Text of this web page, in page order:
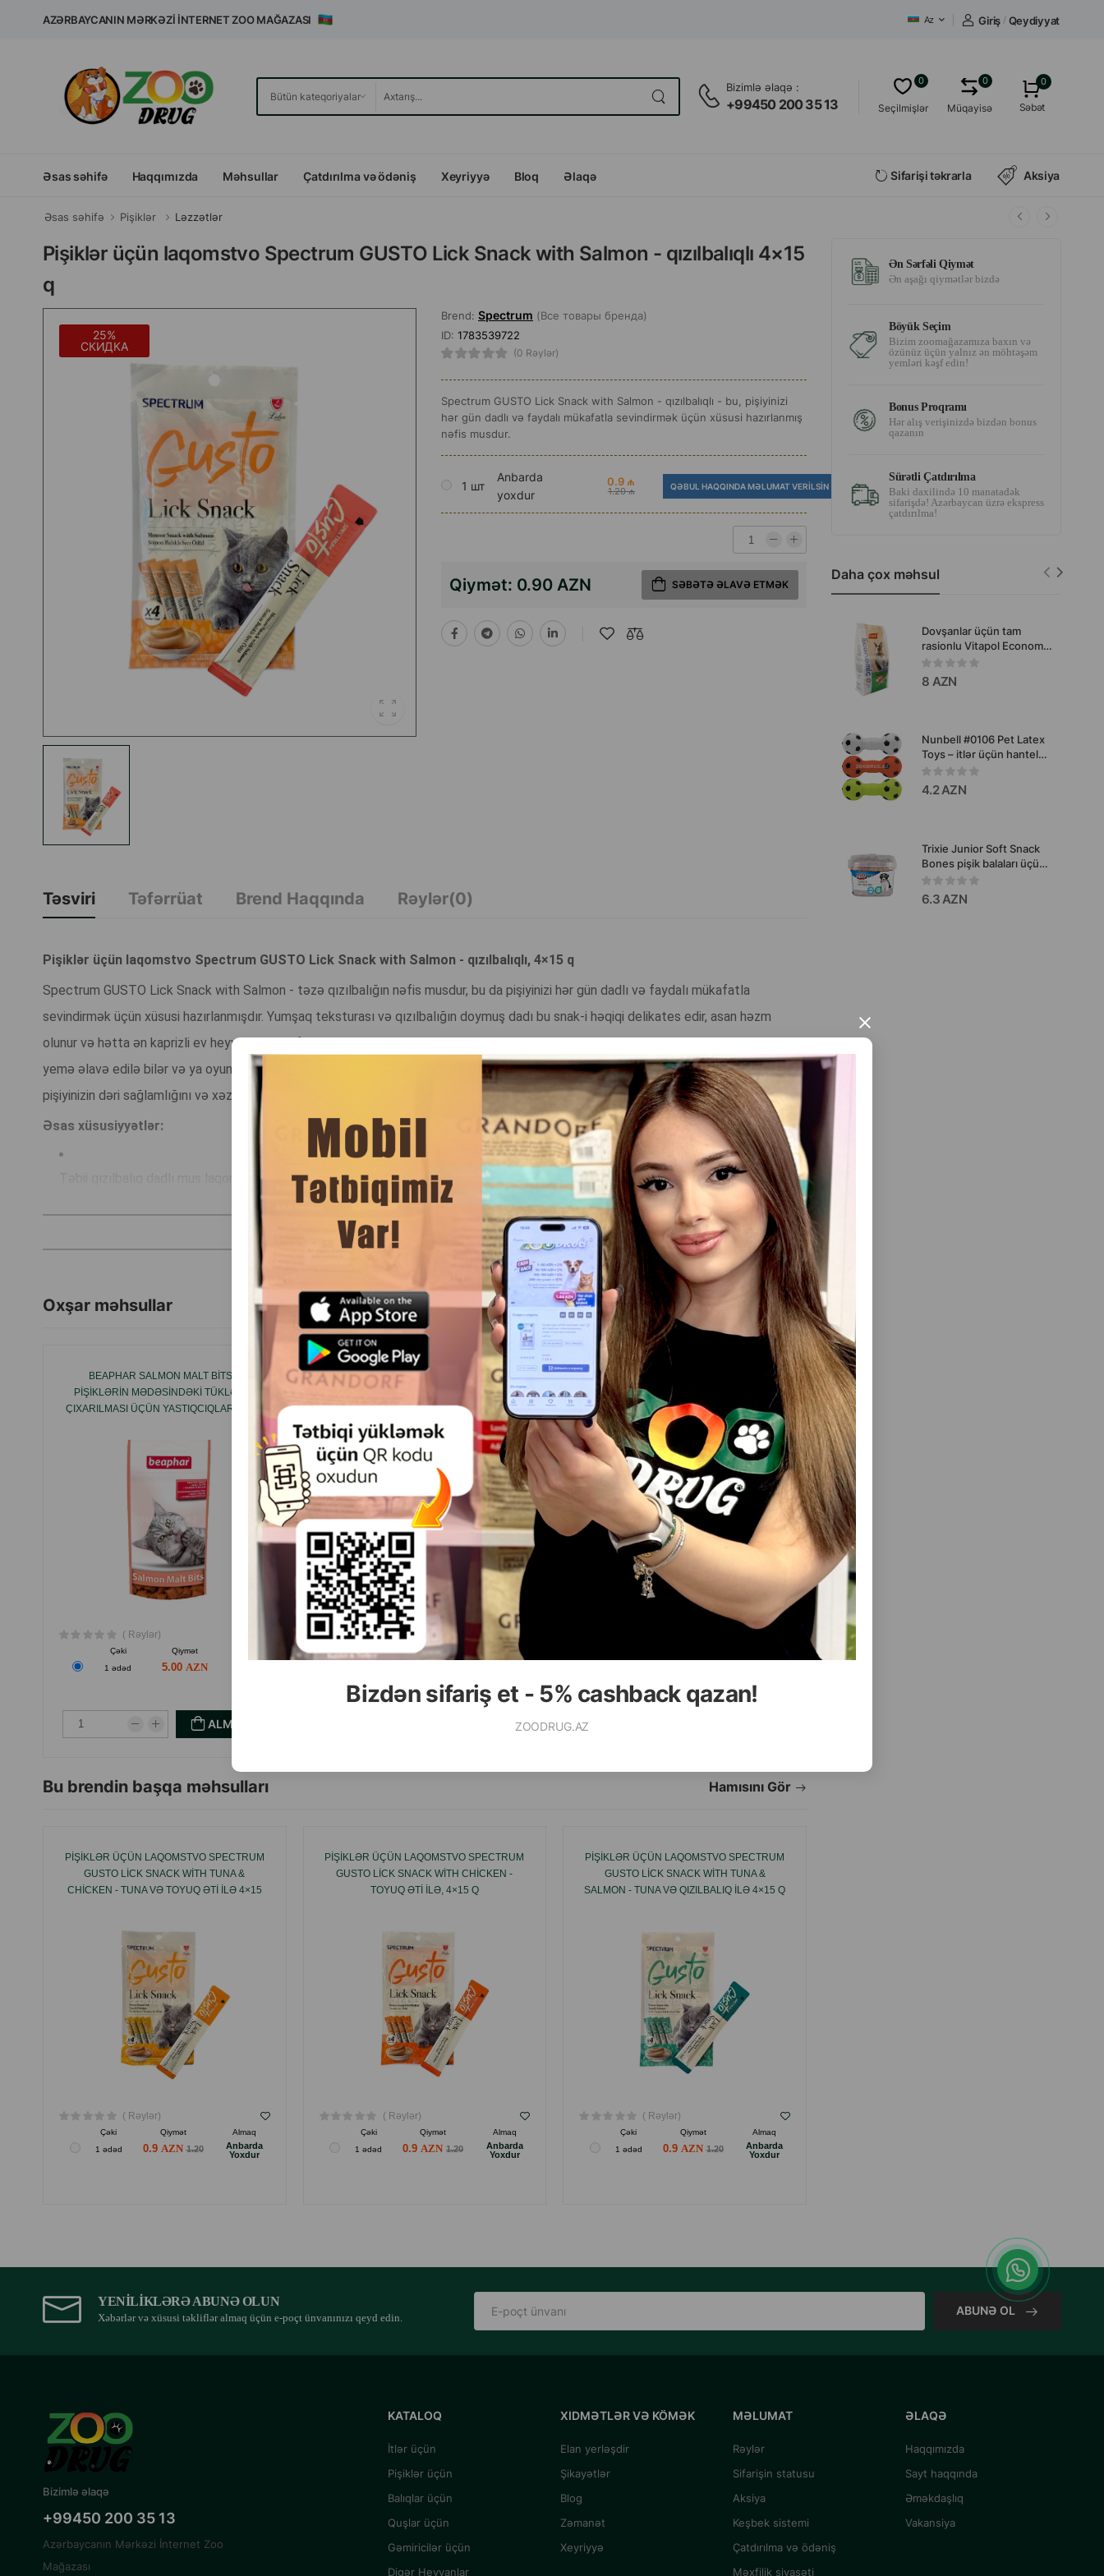
Bizdən sifariş et - 5% cashback qazan!
ZOODRUG.AZ
×
AZƏRBAYCANIN MƏRKƏZI İNTERNET ZOO MAĞAZASI Az Giriş / Qeydiyyat
Bizimlə əlaqə :
+99450 200 35 13 Seçilmişlər
0
Müqayisə
0 0
Səbət
Əsas səhifə Haqqımızda Məhsullar Çatdırılma və ödəniş Xeyriyyə Bloq Əlaqə Sifarişi təkrarla Aksiya
Əsas səhifə Pişiklər Ləzzətlər
Pişiklər üçün laqomstvo Spectrum GUSTO Lick Snack with Salmon - qızılbalıqlı 4×15
q
25%
СКИДКА
Brend: Spectrum (Все товары бренда)
ID: 1783539722
(0 Rəylər)
Spectrum GUSTO Lick Snack with Salmon - qızılbalıqlı - bu, pişiyinizi
hər gün dadlı və faydalı mükafatla sevindirmək üçün xüsusi hazırlanmış
nəfis musdur.
1 шт
Anbarda
yoxdur
0.9 ₼
1.20 ₼ QƏBUL HAQQINDA MƏLUMAT VERILSIN
Qiymət: 0.90 AZN SƏBƏTƏ ƏLAVƏ ETMƏK
Təsviri Təfərrüat Brend Haqqında Rəylər(0)
Pişiklər üçün laqomstvo Spectrum GUSTO Lick Snack with Salmon - qızılbalıqlı, 4×15 q
Spectrum GUSTO Lick Snack with Salmon - təzə qızılbalığın nəfis musdur, bu da pişiyinizi hər gün dadlı və faydalı mükafatla
sevindirmək üçün xüsusi hazırlanmışdır. Yumşaq teksturası və qızılbalığın doymuş dadı bu snak-i həqiqi delikates edir, asan həzm
olunur və hətta ən kaprizli ev heyvanları tərəfindən də sevilir. Lakomstvo birbaşa paketdən verilə bilər, iştahanı artırmaq üçün quru
yemə əlavə edilə bilər və ya oyunlar və məşqlər zamanı təşviq kimi istifadə oluna bilər. O, yalnız dadlı deyil, həm də faydalıdır, çünki
pişiyinizin dəri sağlamlığını və xəzinə parıltısını dəstəkləmək üçün vacib amin turşuları və omeqa-3 yağ turşuları ehtiva edir.
Əsas xüsusiyyətlər:
Təbii qızılbalıq dadlı mus laqomstvo.
Fərdi porsiyalar üçün əlverişli stik forması.
Dəri və xəzinə sağlamlığı üçün zülal və omeqa-3 ilə zəngindir.
Süni rəngləndiricilər və konservantlar yoxdur.
Spectrum GUSTO Lick Snack with Salmon - pişiyinizin rasionunu şaxələndirmək üçün əla bir yoldur, yemləməni həzz ritualına çevirir.
Qablaşdırma:15 qramlıq 4 stik.
DAHA ÇOX OXU
Oxşar məhsullar Hamısını Gör
BEAPHAR SALMON MALT BITS –
PIŞIKLƏRIN MƏDƏSINDƏKI TÜKLƏRIN
ÇIXARILMASI ÜÇÜN YASTIQCIQLAR, 35 Q.
( Rəylər)
Çəki Qiymət
1 ədəd
5.00
ALMAQ
GIMCAT SOFT CHEW STICK FOR CATS,
TOYUQ ƏTI VƏ QOYUN ƏTI ILƏ PIŞIKLƏRI
ÜÇÜN YUMŞAQ ÇEYNƏNƏN ÇUBUQ 1
ƏDƏD.
( Rəylər)
Qiymət
Almaq
LƏZZƏT CANVIT URINARY PIŞIKLƏR ÜÇÜN
SIDIK YOLLARININ SAĞLAMLIĞINI
INTENSIV DƏSTƏKLƏMƏK ÜÇÜN TOYUQ
DADI ILƏ 100 QR.
WANPY CREAMY KREM, PIŞIKLƏRI ÜÇÜN
Bu brendin başqa məhsulları Hamısını Gör
PIŞIKLƏR ÜÇÜN LAQOMSTVO SPECTRUM
GUSTO LICK SNACK WITH TUNA &
CHICKEN - TUNA VƏ TOYUQ ƏTI ILƏ 4×15
( Rəylər)
Çəki Qiymət
Almaq
1 ədəd
0.9 1.20
Anbarda
Yoxdur
PIŞIKLƏR ÜÇÜN LAQOMSTVO SPECTRUM
GUSTO LICK SNACK WITH CHICKEN -
TOYUQ ƏTI ILƏ, 4×15 Q
( Rəylər)
Çəki Qiymət
Almaq
1 ədəd
0.9 1.20
Anbarda
Yoxdur
PIŞIKLƏR ÜÇÜN LAQOMSTVO SPECTRUM
GUSTO LICK SNACK WITH TUNA &
SALMON - TUNA VƏ QIZILBALIQ ILƏ 4×15 Q
( Rəylər)
Çəki Qiymət
Almaq
1 ədəd
0.9 1.20
Anbarda
Yoxdur
Ən Sərfəli Qiymət
Ən aşağı qiymətlər bizdə
Böyük Seçim
Bizim zoomağazamıza baxın və
özünüz üçün yalnız ən möhtəşəm
yemləri kəşf edin!
Bonus Proqramı
Hər alış verişinizdə bizdən bonus
qazanın
Sürətli Çatdırılma
Baki daxilində 10 manatadək
sifarişdə! Azərbaycan üzrə ekspress
çatdırılma!
Daha çox məhsul
Dovşanlar üçün tam
rasionlu Vitapol Economic
yem, 1,2 kq, #0126
8 AZN
Nunbell #0106 Pet Latex
Toys – itlər üçün hantel
formalı oyuncaq (rənglər:
ağ, narıncı, yaşıl).
4.2 AZN
Trixie Junior Soft Snack
Bones pişik balaları üçün
təamı, vitaminləşdirilmiş
qoyun və toyuq əti dadı
ilə 140 qr. #31518
6.3 AZN
YENILIKLƏRƏ ABUNƏ OLUN
Xəbərlər və xüsusi təkliflər almaq üçün e-poçt ünvanınızı qeyd edin.
ABUNƏ OL
Bizimlə əlaqə
+99450 200 35 13
Azərbaycanın Mərkəzi İnternet Zoo
Mağazası
KATALOQ
İtlər üçün
Pişiklər üçün
Balıqlar üçün
Quşlar üçün
Gəmiricilər üçün
Digər Heyvanlar
XIDMƏTLƏR VƏ KÖMƏK
Elan yerləşdir
Şikayətlər
Blog
Zəmanət
Xeyriyyə
MƏLUMAT
Rəylər
Sifarişin statusu
Aksiya
Keşbek sistemi
Çatdırılma və ödəniş
Məxfilik siyasəti
ƏLAQƏ
Haqqımızda
Sayt haqqında
Əməkdaşlıq
Vakansiya